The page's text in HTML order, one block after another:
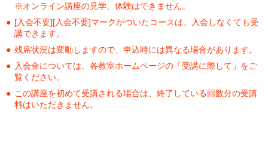
※オンライン講座の見学、体験はできません。
[入会不要][入会不要]マークがついたコースは、入会しなくても受
講できます。
残席状況は変動しますので、申込時には異なる場合があります。
入会金については、各教室ホームページの「受講に際して」をご
覧ください。
この講座を初めて受講される場合は、終了している回数分の受講
料はいただきません。